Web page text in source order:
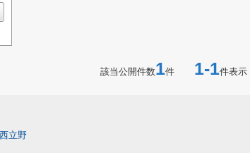
該当公開件数1件 1-1件表示
立野